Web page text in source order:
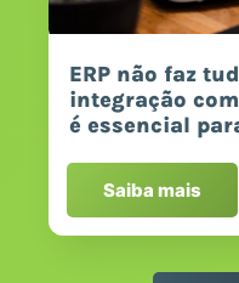
ERP não faz
integração
é essencial
Saiba mais